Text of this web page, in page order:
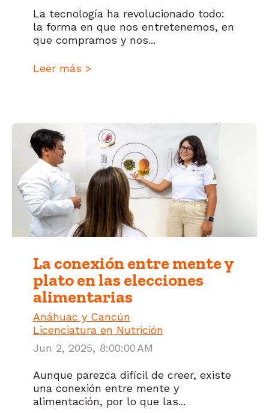
La tecnología ha revolucionado todo:
la forma en que nos entretenemos, en
que compramos y nos...
Leer más >
La conexión entre mente y
plato en las elecciones
alimentarias
Anáhuac y Cancún
Licenciatura en Nutrición
Jun 2, 2025, 8:00:00 AM
Aunque parezca difícil de creer, existe
una conexión entre mente y
alimentación, por lo que las...